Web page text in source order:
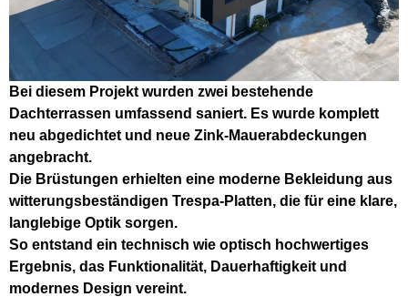
Bei diesem Projekt wurden zwei bestehende
Dachterrassen umfassend saniert. Es wurde komplett
neu abgedichtet und neue Zink-Mauerabdeckungen
angebracht.
Die Brüstungen erhielten eine moderne Bekleidung aus
witterungsbeständigen Trespa-Platten, die für eine klare,
langlebige Optik sorgen.
So entstand ein technisch wie optisch hochwertiges
Ergebnis, das Funktionalität, Dauerhaftigkeit und
modernes Design vereint.